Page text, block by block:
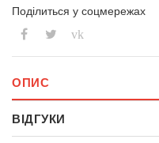
Поділиться у соцмережах
vk
ОПИС
ВІДГУКИ